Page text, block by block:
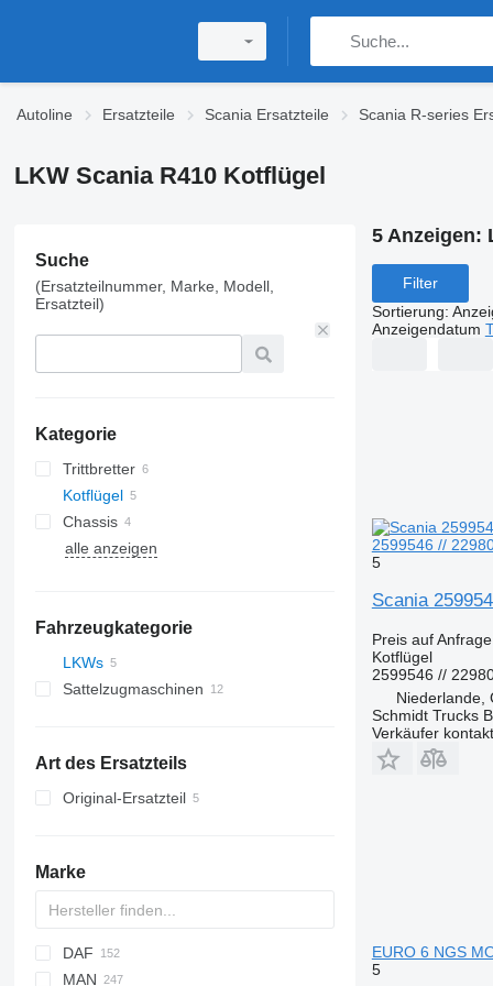
Autoline Ersatzteile Scania Ersatzteile Scania R-series
LKW Scania R410 Kotflügel
Suche
(Ersatzteilnummer, Marke, Modell,
Ersatzteil)
Kategorie
Trittbretter
Kotflügel
Chassis
alle anzeigen
Fahrzeugkategorie
LKWs
Sattelzugmaschinen
Art des Ersatzteils
Original-Ersatzteil
Marke
C-series
DAF
AS
2000
EuroCargo
Carnival
MAN
5 Anzeigen:
Filter
Sortierung:
Anzeigendatum
2599546 //
5
Scania
Preis auf Anfrage
Kotflügel
2599546 //
Niederlande,
Schmidt Trucks
Verkäufer
EURO 6 NGS
5